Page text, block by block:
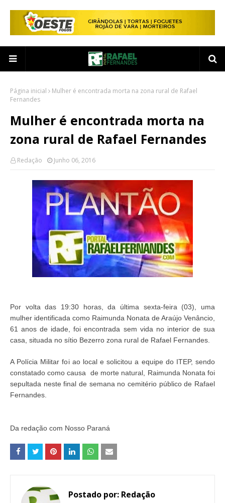
Página inicial
Mulher é encontrada morta na zona rural de Rafael
Fernandes
Mulher é encontrada morta na
zona rural de Rafael Fernandes
Redação Junho 06, 2016
Por volta das 19:30 horas, da última sexta-feira (03), uma
mulher identificada como Raimunda Nonata de Araújo Venâncio,
61 anos de idade, foi encontrada sem vida no interior de sua
casa, situada no sítio Bezerro zona rural de Rafael Fernandes.
A Polícia Militar foi ao local e solicitou a equipe do ITEP, sendo
constatado como causa de morte natural, Raimunda Nonata foi
sepultada neste final de semana no cemitério público de Rafael
Fernandes.
Da redação com Nosso Paraná
Postado por: Redação